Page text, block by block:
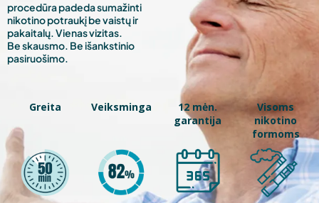
procedūra padeda sumažinti
nikotino potraukį be vaistų ir
pakaitalų. Vienas vizitas.
Be skausmo. Be išankstinio
pasiruošimo.
Greita Veiksminga
12 mėn.
garantija
Visoms
nikotino
formoms